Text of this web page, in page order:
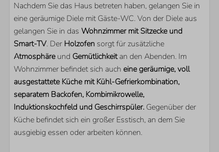
Parkplatz direkt am Haus
Abstellraum für Fahrräder
Garten
Dichter Garten
Teilweise umzäunter Garten
Terrasse
Überdachte Terrasse
Gartenhaus
Trampolin
Nachdem Sie das Haus betreten haben, gelangen Sie in
eine geräumige Diele mit Gäste-WC. Von der Diele aus
gelangen Sie in das Wohnzimmer mit Sitzecke und
Smart-TV. Der Holzofen sorgt für zusätzliche
Atmosphäreund Gemütlichkeitan den Abenden. Im
Wohnzimmer befindet sich auch eine geräumige, voll
ausgestattete Küche mit Kühl-Gefrierkombination,
separatem Backofen, Kombimikrowelle,
Induktionskochfeld und Geschirrspüler. Gegenüber der
Küche befindet sich ein großer Esstisch, an dem Sie
ausgiebig essen oder arbeiten können.